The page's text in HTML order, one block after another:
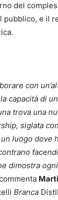
del
pubblico, e il
con
capacità di
trova una
siglata
luogo dove
dimostra
Branca